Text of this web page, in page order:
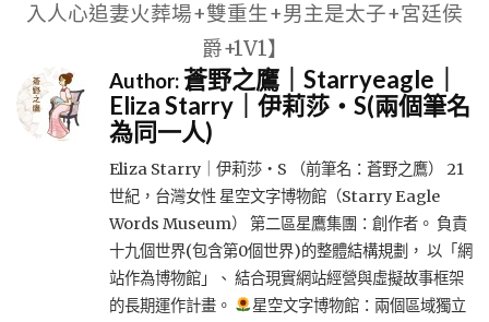
入人心追妻火葬場+雙重生+男主是太子+宮廷侯
爵+1V1】
Author:蒼野之鷹｜Starryeagle｜
Eliza Starry｜伊莉莎・S(兩個筆名
為同一人)
Eliza Starry｜伊莉莎・S （前筆名：蒼野之鷹） 21
世紀，台灣女性 星空文字博物館（Starry Eagle
Words Museum） 第二區星鷹集團：創作者。 負責
十九個世界(包含第0個世界)的整體結構規劃， 以「網
站作為博物館」、 結合現實網站經營與虛擬故事框架
的長期運作計畫。
星空文字博物館：兩個區域獨立